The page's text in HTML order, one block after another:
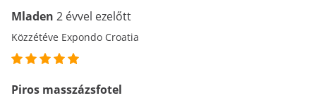
Mladen 2 évvel ezelőtt
Közzétéve Expondo Croatia
Piros masszázsfotel